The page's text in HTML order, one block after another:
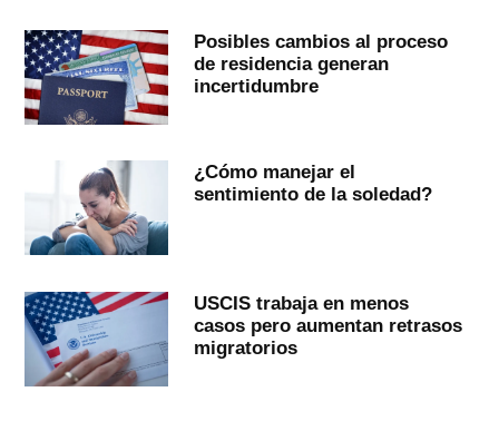
Posibles cambios al proceso
de residencia generan
incertidumbre
¿Cómo manejar el
sentimiento de la soledad?
USCIS trabaja en menos
casos pero aumentan retrasos
migratorios